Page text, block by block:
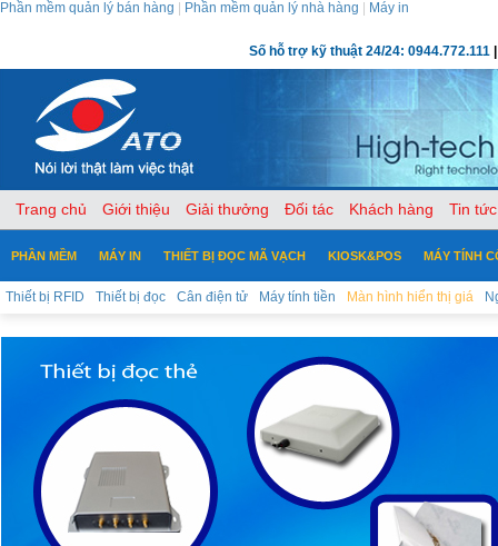
Phần mềm quản lý bán hàng Phần mềm quản lý nhà hàng Máy in
Số hỗ trợ kỹ thuật 24/24: 0944.772.111
Trang chủ Giới thiệu Giải thưởng Đối tác Khách hàng Tin tức
PHẦN MỀM MÁY IN THIẾT BỊ ĐỌC MÃ VẠCH KIOSK&POS MÁY TÍNH
Thiết bị RFID Thiết bị đọc Cân điện tử Máy tính tiền Màn hình hiển thị giá